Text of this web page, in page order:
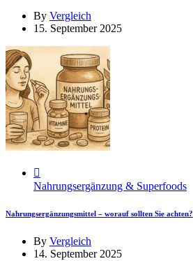
By Vergleich
15. September 2025
Nahrungsergänzung & Superfoods
Nahrungsergänzungsmittel – worauf sollten Sie achten?
By Vergleich
14. September 2025